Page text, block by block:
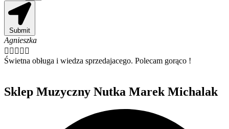
Submit
Agnieszka
    
Świetna obługa i wiedza sprzedajacego. Polecam gorąco !
Sklep Muzyczny Nutka Marek Michalak